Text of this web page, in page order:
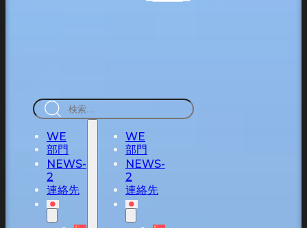
検
索
WE
部門
NEWS-
2
連絡先
WE
部門
NEWS-
2
連絡先